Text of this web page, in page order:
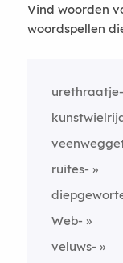
Vind woorden
woordspellen
urethraatje-
ruites-
Web-
veluws-